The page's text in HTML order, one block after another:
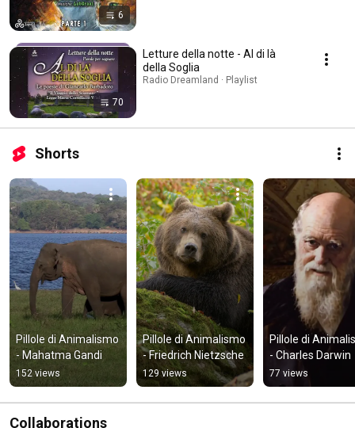
6
70
Letture della notte - Al di là
della Soglia
Radio Dreamland · Playlist
Shorts
Pillole di Animalismo
- Mahatma Gandi
152 views
Pillole di Animalismo
- Friedrich Nietzsche
129 views
Pillole di
- Charles Darwin
77 views
Collaborations